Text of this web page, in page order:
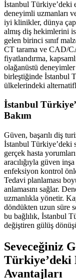
İstanbul Türkiye’deki
deneyimli uzmanları
iyi klinikler, dünya
almış diş hekimlerini
gelen birinci sınıf
CT tarama ve CAD/
fiyatlandırma,
olağanüstü
birleştiğinde İstanbul
ülkelerindeki
İstanbul
Bakım
Güven, başarılı diş
İstanbul Türkiye’deki
gerçek hasta
aracılığıyla güven
enfeksiyon kontrol
Tedavi planlaması
anlamasını sağlar.
uzmanlıkla yönetir.
döndükten uzun süre
bu bağlılık, İstanbul
değiştiren gülüş
Seveceğiniz
Avantajları